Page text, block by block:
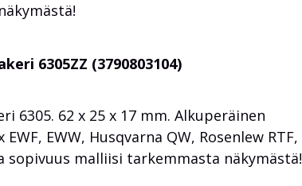
6305ZZ (3790803104)
6305. 62 x 25 x 17 mm. Alkuperäinen
EWW, Husqvarna QW, Rosenlew RTF,
sopivuus malliisi tarkemmasta näkymästä!